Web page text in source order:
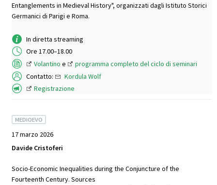
Entanglements in Medieval History", organizzati dagli Istituto Storici
Germanici di Parigi e Roma.
In diretta streaming
Ore 17.00–18.00
Volantino e
programma completo del ciclo di seminari
Contatto:
Kordula Wolf
Registrazione
MEDIOEVO
17 marzo 2026
Davide Cristoferi
Socio-Economic Inequalities during the Conjuncture of the
Fourteenth Century. Sources